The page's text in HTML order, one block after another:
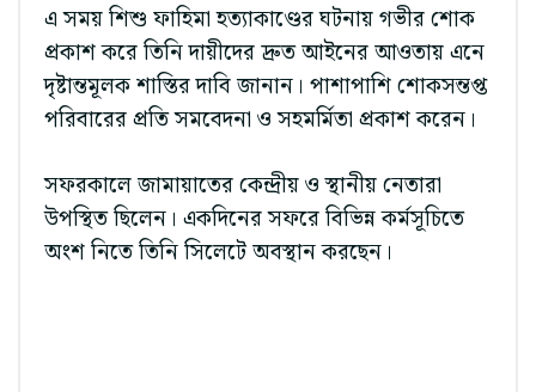
এ সময় শিশু ফাহিমা হত্যাকাণ্ডের ঘটনায় গভীর শোক
প্রকাশ করে তিনি দায়ীদের দ্রুত আইনের আওতায় এনে
দৃষ্টান্তমূলক শাস্তির দাবি জানান। পাশাপাশি শোকসন্তপ্ত
পরিবারের প্রতি সমবেদনা ও সহমর্মিতা প্রকাশ করেন।
সফরকালে জামায়াতের কেন্দ্রীয় ও স্থানীয় নেতারা
উপস্থিত ছিলেন। একদিনের সফরে বিভিন্ন কর্মসূচিতে
অংশ নিতে তিনি সিলেটে অবস্থান করছেন।